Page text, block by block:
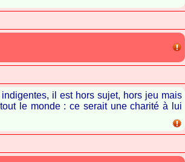
il est hors sujet, hors jeu mais
le monde : ce serait une charité à lui